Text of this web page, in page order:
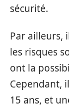
sécurité.
Par ailleurs,
les risques
ont la
Cependant,
15 ans, et